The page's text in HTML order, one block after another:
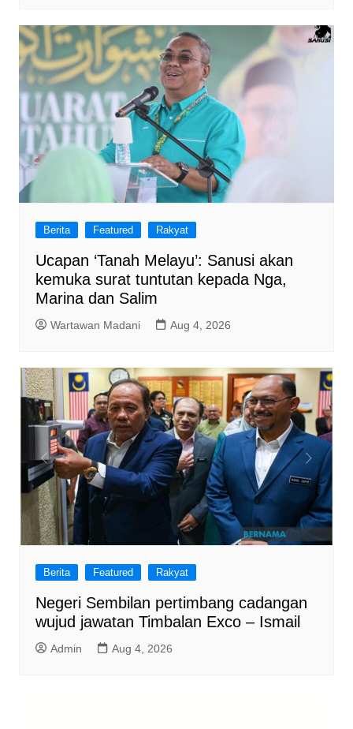
Berita Featured Rakyat
Ucapan ‘Tanah Melayu’: Sanusi akan
kemuka surat tuntutan kepada Nga,
Marina dan Salim
Wartawan Madani Aug 4, 2026
Berita Featured Rakyat
Negeri Sembilan pertimbang cadangan
wujud jawatan Timbalan Exco – Ismail
Admin Aug 4, 2026